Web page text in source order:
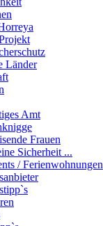
Länder
Amt
Frauen
Sicherheit ...
/ Ferienwohnungen